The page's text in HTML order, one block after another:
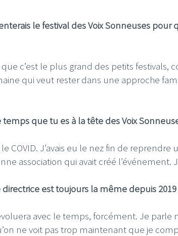
le festival des Voix Sonneuses
que c’est le plus grand des petits festivals,
qui veut rester dans une approche
que tu es à la tête des Voix
le COVID. J’avais eu le nez fin de
association qui avait créé l’événement.
est toujours la même depuis 2019
avec le temps, forcément. Je
ne voit pas trop maintenant que je